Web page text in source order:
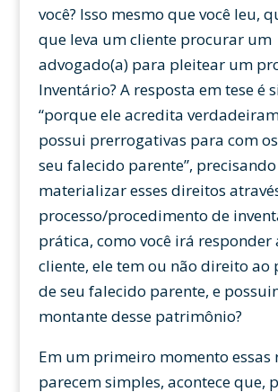
você? Isso mesmo que você leu,
que leva um cliente procurar um
advogado(a) para pleitear um
Inventário? A resposta em tese é
“porque ele acredita
possui prerrogativas para com
seu falecido parente”, precisando
materializar esses direitos
processo/procedimento de
prática, como você irá responder
cliente, ele tem ou não direito
de seu falecido parente, e
montante desse patrimônio?
Em um primeiro momento essas
parecem simples, acontece que,